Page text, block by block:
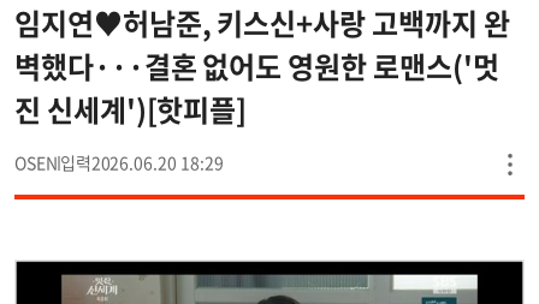
임지연♥허남준, 키스신+사랑 고백까지 완
벽했다···결혼 없어도 영원한 로맨스('멋
진 신세계')[핫피플]
OSEN 2026.06.20 18:29